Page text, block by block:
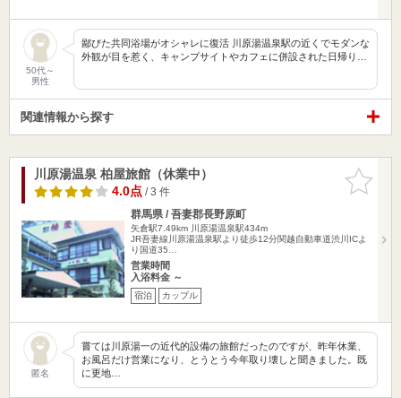
50代～
男性
鄙びた共同浴場がオシャレに復活 川原湯温泉駅の近くでモダンな
外観が目を惹く、キャンプサイトやカフェに併設された日帰り…
関連情報から探す
お気に入
りに追加
川原湯温泉 柏屋旅館（休業中）
4.0点/ 3 件
群馬県 / 吾妻郡長野原町
矢倉駅7.49km
川原湯温泉駅434m
JR吾妻線川原湯温泉駅より徒歩12分関越自動車道渋川ICよ
り国道35…
営業時間
入浴料金 ～
宿泊 カップル
匿名
嘗ては川原湯一の近代的設備の旅館だったのですが、昨年休業、
お風呂だけ営業になり、とうとう今年取り壊しと聞きました。既
に更地…